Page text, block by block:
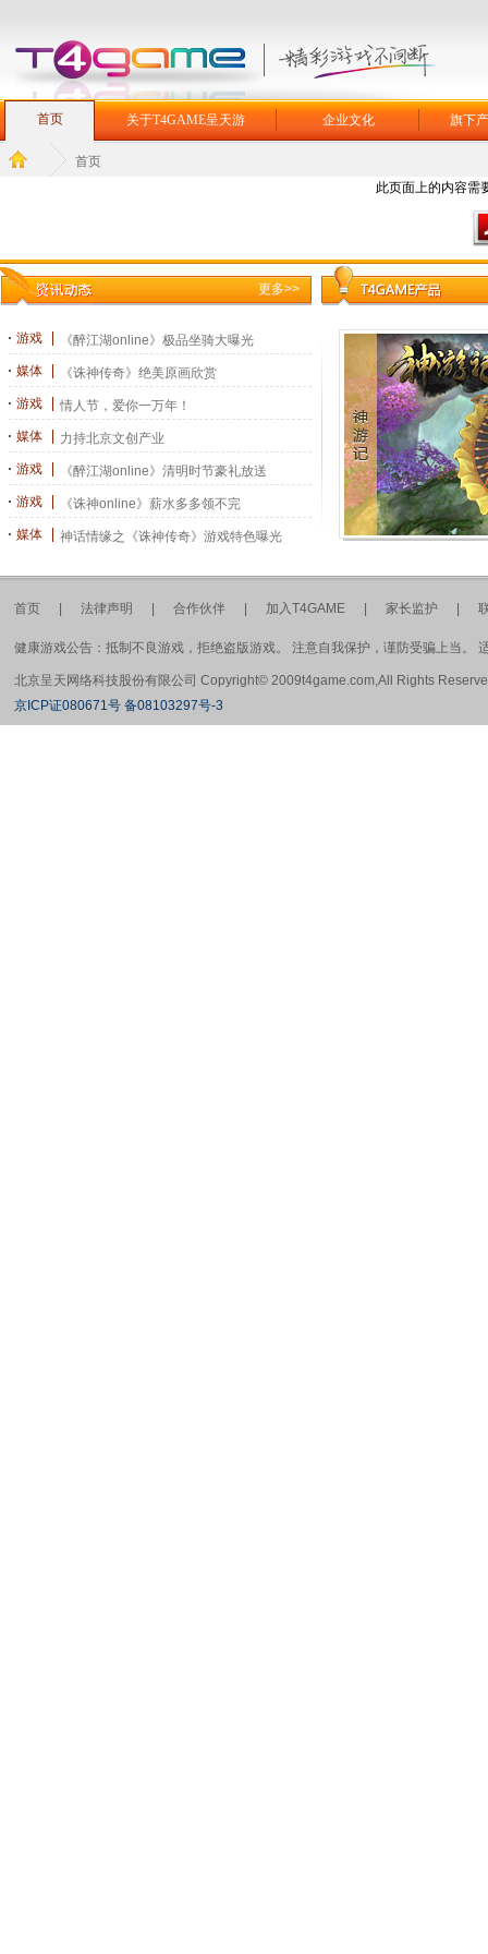
首页 关于T4GAME呈天游 企业文化 旗下
首页
此页面上的内容需
更多>>
游戏
《醉江湖online》极品坐骑大曝光
媒体
《诛神传奇》绝美原画欣赏
游戏
情人节，爱你一万年！
媒体
力持北京文创产业
游戏
《醉江湖online》清明时节豪礼放送
游戏
《诛神online》薪水多多领不完
媒体
神话情缘之《诛神传奇》游戏特色曝光
首页 法律声明 合作伙伴 加入T4GAME 家长监护
健康游戏公告：抵制不良游戏，拒绝盗版游戏。 注意自我保护，谨防受骗上当
北京呈天网络科技股份有限公司 Copyright© 2009t4game.com,All Rights
京ICP证080671号 备08103297号-3